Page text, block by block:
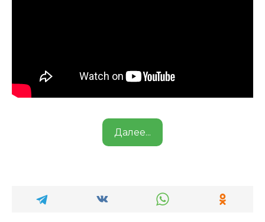
Далее...